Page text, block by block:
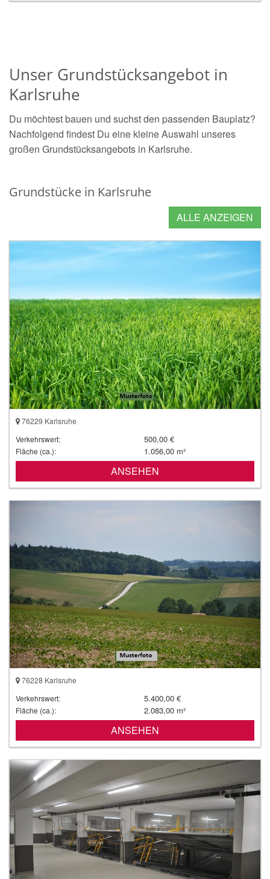
Unser Grundstücksangebot in
Karlsruhe
Du möchtest bauen und suchst den passenden Bauplatz?
Nachfolgend findest Du eine kleine Auswahl unseres
großen Grundstücksangebots in Karlsruhe.
Grundstücke in Karlsruhe
ALLE ANZEIGEN
76229 Karlsruhe
Verkehrswert:
500,00 €
Fläche (ca.): 1.056,00 m²
ANSEHEN
76228 Karlsruhe
Verkehrswert:
5.400,00 €
Fläche (ca.): 2.083,00 m²
ANSEHEN